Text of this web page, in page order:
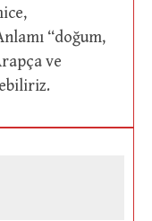
“doğum,
ve